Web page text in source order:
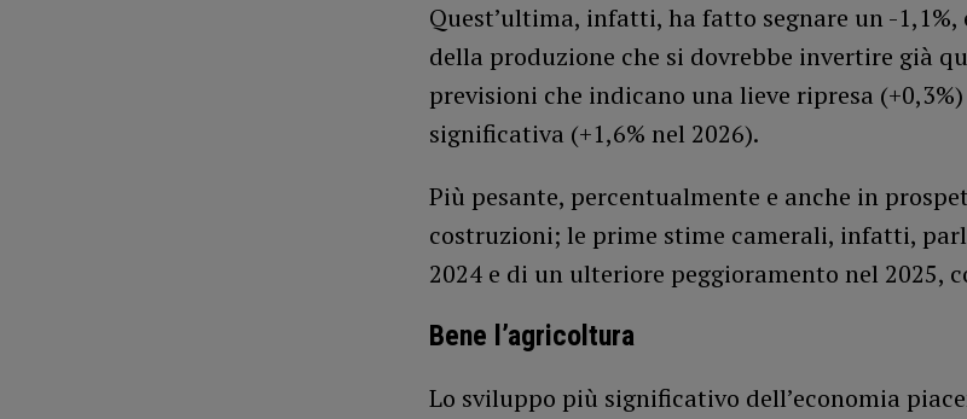
Quest’ultima, infatti, ha fatto segnare un -
della produzione che si dovrebbe invertire già
previsioni che indicano una lieve ripresa (+0,3%)
significativa (+1,6% nel 2026).
Più pesante, percentualmente e anche in
costruzioni; le prime stime camerali, infatti,
2024 e di un ulteriore peggioramento nel 2025,
Bene l’agricoltura
Lo sviluppo più significativo dell’economia